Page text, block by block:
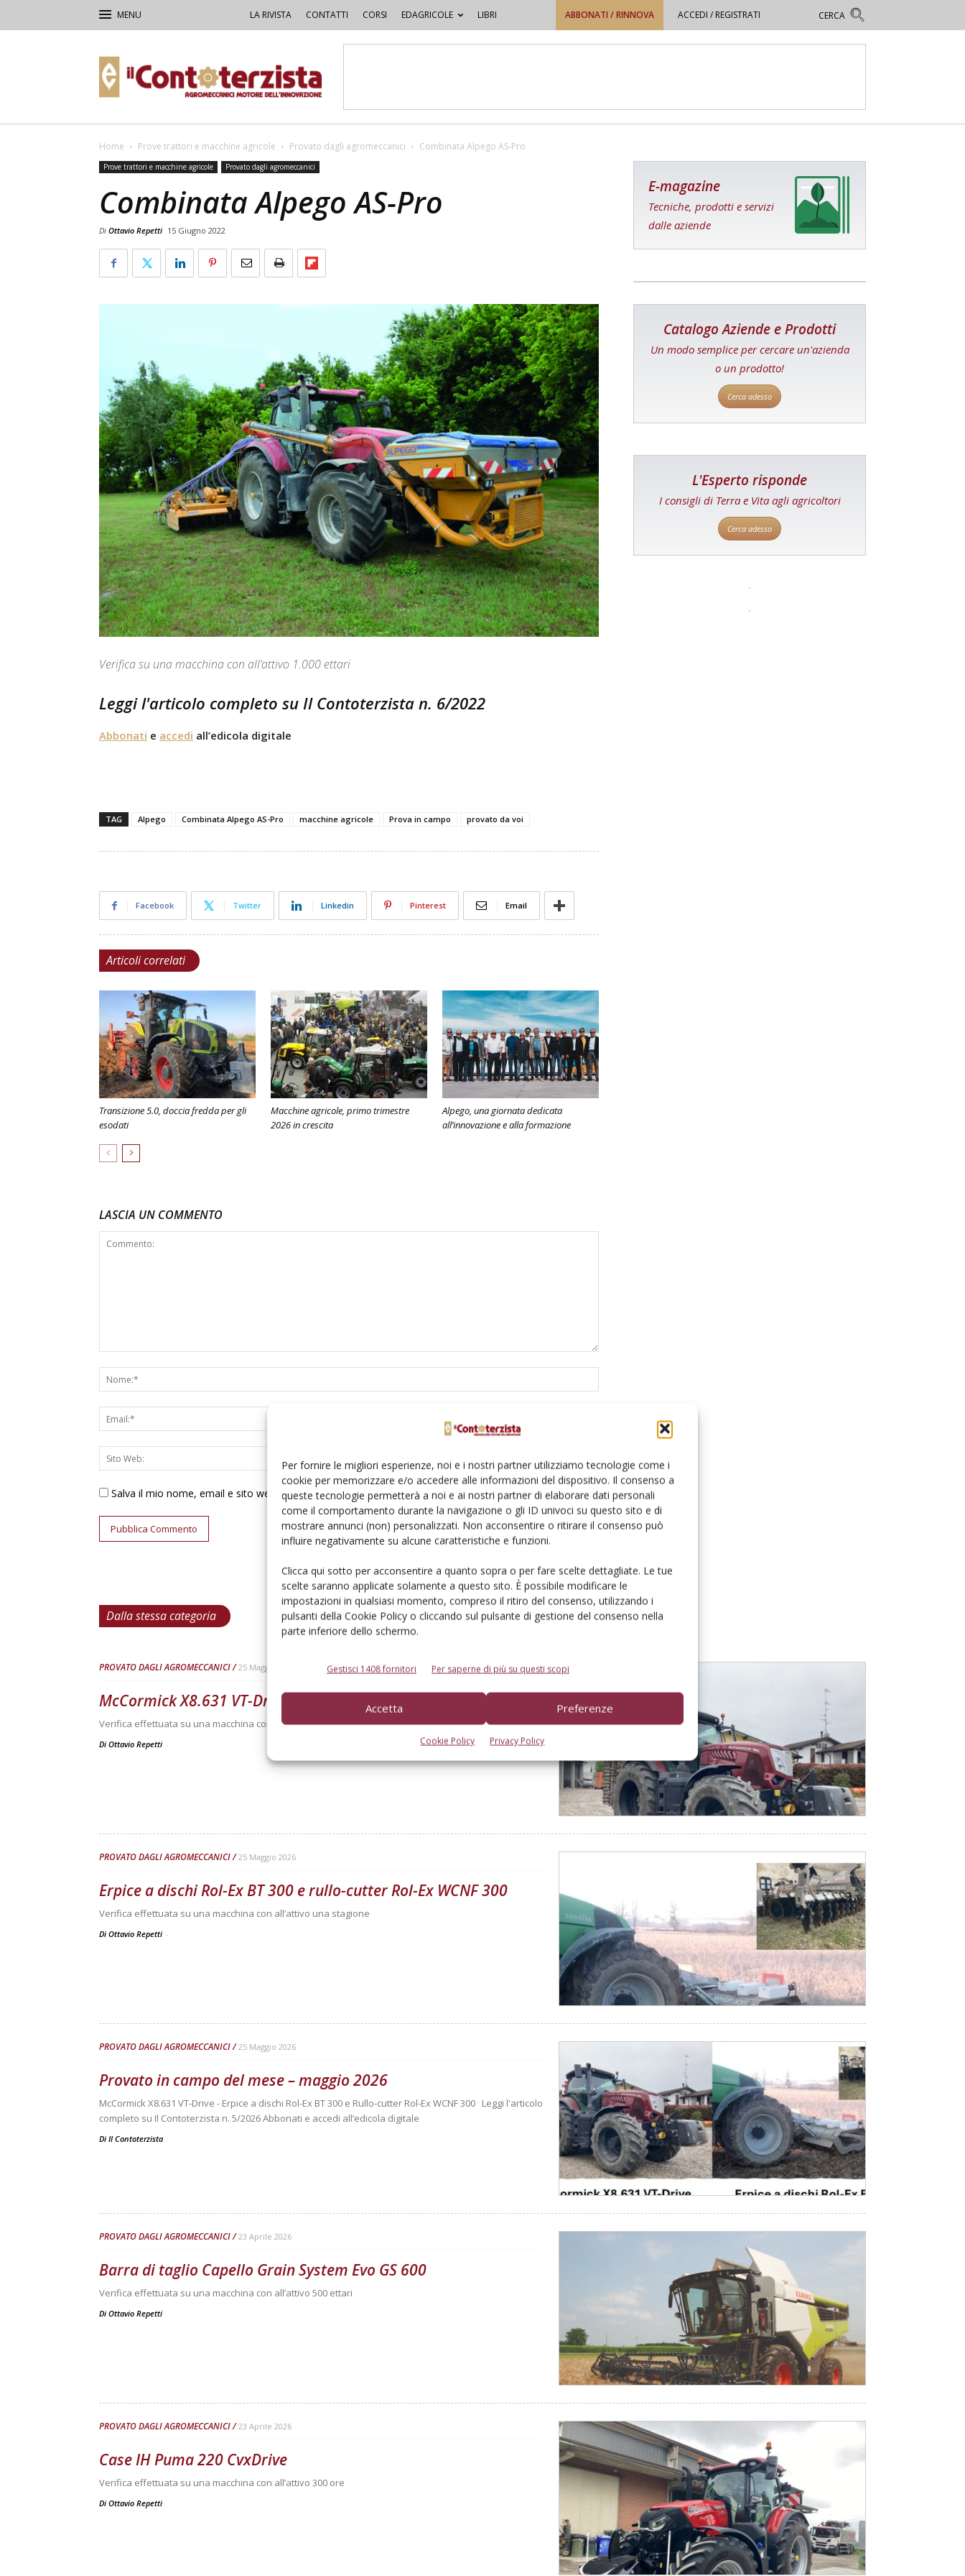
Per fornire le migliori esperienze, noi e i nostri partner utilizziamo tecnologie come i
cookie per memorizzare e/o accedere alle informazioni del dispositivo. Il consenso a
queste tecnologie permetterà a noi e ai nostri partner di elaborare dati personali
come il comportamento durante la navigazione o gli ID univoci su questo sito e di
mostrare annunci (non) personalizzati. Non acconsentire o ritirare il consenso può
influire negativamente su alcune caratteristiche e funzioni.
Clicca qui sotto per acconsentire a quanto sopra o per fare scelte dettagliate. Le tue
scelte saranno applicate solamente a questo sito. È possibile modificare le
impostazioni in qualsiasi momento, compreso il ritiro del consenso, utilizzando i
pulsanti della Cookie Policy o cliccando sul pulsante di gestione del consenso nella
parte inferiore dello schermo.
Gestisci 1408 fornitori Per saperne di più su questi scopi
Accetta Preferenze
Cookie Policy Privacy Policy
LA RIVISTA CONTATTI CORSI EDAGRICOLE LIBRI ABBONATI / RINNOVA ACCEDI / REGISTRATI
Contoterzista
Home Prove trattori e macchine agricole Provato dagli agromeccanici Combinata Alpego AS-Pro
Prove trattori e macchine agricole Provato dagli agromeccanici
Combinata Alpego AS-Pro
Di Ottavio Repetti 15 Giugno 2022
Verifica su una macchina con all’attivo 1.000 ettari
Leggi l'articolo completo su Il Contoterzista n. 6/2022
Abbonati e accedi all’edicola digitale
TAG Alpego Combinata Alpego AS-Pro macchine agricole Prova in campo provato da voi
Facebook Twitter Linkedin Pinterest Email
Articoli correlati
Transizione 5.0, doccia fredda per gli
esodati
Macchine agricole, primo trimestre
2026 in crescita
Alpego, una giornata dedicata
all’innovazione e alla formazione
LASCIA UN COMMENTO
Salva il mio nome, email e sito web in questo browser per la prossima volta che commento.
E-magazine
Tecniche, prodotti e servizi
dalle aziende
Catalogo Aziende e Prodotti
Un modo semplice per cercare un'azienda
o un prodotto!
Cerca adesso
L'Esperto risponde
I consigli di Terra e Vita agli agricoltori
Cerca adesso
Dalla stessa categoria
PROVATO DAGLI AGROMECCANICI 25 Maggio 2026
McCormick X8.631 VT-Drive
Verifica effettuata su una macchina con all’attivo 300 ore
Di Ottavio Repetti -
PROVATO DAGLI AGROMECCANICI 25 Maggio 2026
Erpice a dischi Rol-Ex BT 300 e rullo-cutter Rol-Ex WCNF 300
Verifica effettuata su una macchina con all’attivo una stagione
Di Ottavio Repetti -
PROVATO DAGLI AGROMECCANICI 25 Maggio 2026
Provato in campo del mese – maggio 2026
McCormick X8.631 VT-Drive - Erpice a dischi Rol-Ex BT 300 e Rullo-cutter Rol-Ex WCNF 300 Leggi l'articolo
completo su Il Contoterzista n. 5/2026 Abbonati e accedi all’edicola digitale
Di Il Contoterzista -
PROVATO DAGLI AGROMECCANICI 23 Aprile 2026
Barra di taglio Capello Grain System Evo GS 600
Verifica effettuata su una macchina con all’attivo 500 ettari
Di Ottavio Repetti
PROVATO DAGLI AGROMECCANICI 23 Aprile 2026
Case IH Puma 220 CvxDrive
Verifica effettuata su una macchina con all’attivo 300 ore
Di Ottavio Repetti